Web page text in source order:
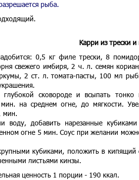
рыба.
Карри из трески
0,5 кг филе трески, 8
свежего имбиря, 2 ч. л. семян
2 ст. л. томата-пасты, 100 мл
глубокой сковороде и всыпать
на среднем огне, до мягкости.
мин.
воду, добавить нарезанные
огне 5 мин. Соус при желании
кубиками, положить в
листьями кинзы.
ценность 1 порции - 190 ккал.